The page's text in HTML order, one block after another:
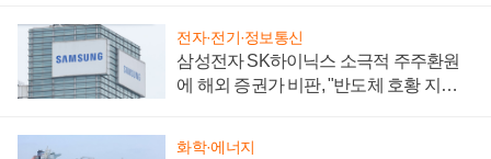
전자·전기·정보통신
삼성전자 SK하이닉스 소극적 주주환원
에 해외 증권가 비판, "반도체 호황 지속
화학·에너지